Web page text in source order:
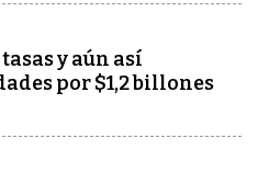
y aún así
por $1,2 billones